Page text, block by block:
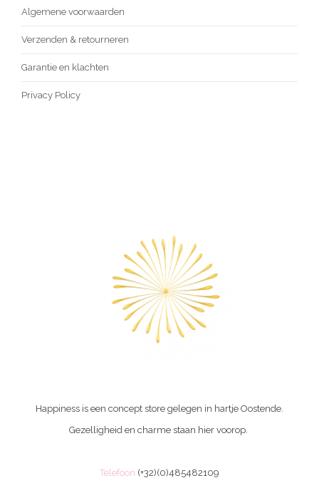
Algemene voorwaarden
Verzenden & retourneren
Garantie en klachten
Privacy Policy
Happiness is een concept store gelegen in hartje Oostende.
Gezelligheid en charme staan hier voorop.
Telefoon (+32)(0)485482109